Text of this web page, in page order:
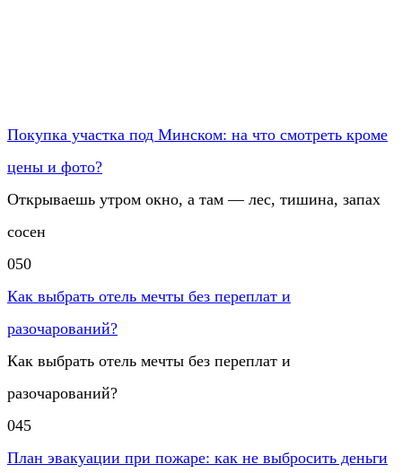
Покупка участка под Минском: на что смотреть кроме
цены и фото?
Открываешь утром окно, а там — лес, тишина, запах
сосен
050
Как выбрать отель мечты без переплат и
разочарований?
Как выбрать отель мечты без переплат и
разочарований?
045
План эвакуации при пожаре: как не выбросить деньги